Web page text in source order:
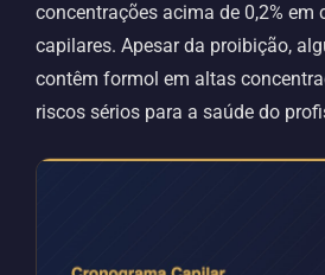
concentrações acima de 0,2% em
capilares. Apesar da proibição,
contêm formol em altas
riscos sérios para a saúde do